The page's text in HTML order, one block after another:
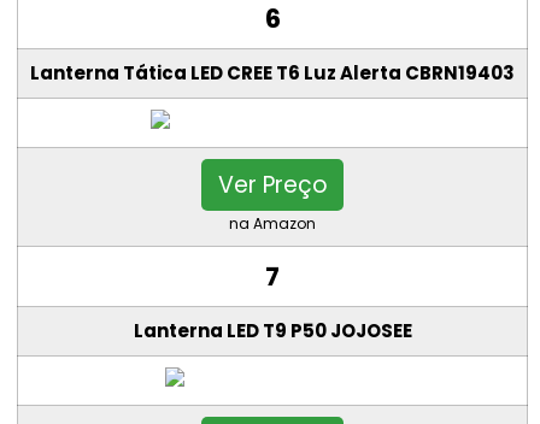
6
Lanterna Tática LED CREE T6 Luz Alerta CBRN19403
Ver Preço
na Amazon
7
Lanterna LED T9 P50 JOJOSEE